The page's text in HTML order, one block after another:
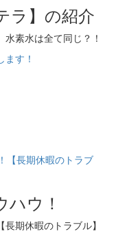
ラ】の紹介
素水は全て同じ？！
ます！
ウ！
期休暇のトラブル】